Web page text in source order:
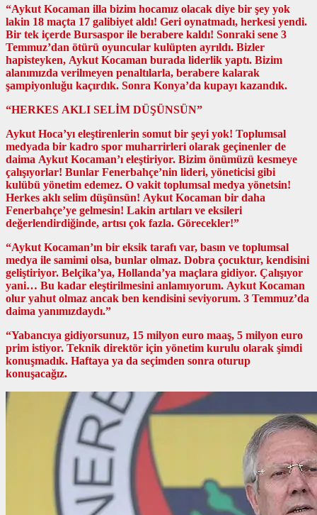
“Aykut Kocaman illa bizim hocamız olacak diye bir şey yok
lakin 18 maçta 17 galibiyet aldı! Geri oynatmadı, herkesi yendi.
Bir tek içerde Bursaspor ile berabere kaldı! Sonraki sene 3
Temmuz’dan ötürü oyuncular kulüpten ayrıldı. Bizler
hapisteyken, Aykut Kocaman burada liderlik yaptı. Bizim
alanımızda verilmeyen penaltılarla, berabere kalarak
şampiyonluğu kaçırdık. Sonra Konya’da kupayı kazandık.
“HERKES AKLI SELİM DÜŞÜNSÜN”
Aykut Hoca’yı eleştirenlerin somut bir şeyi yok! Toplumsal
medyada bir kadro spor muharrirleri olarak geçinenler de
daima Aykut Kocaman’ı eleştiriyor. Bizim önümüzü kesmeye
çalışıyorlar! Bunlar Fenerbahçe’nin lideri, yöneticisi gibi
kulübü yönetim edemez. O vakit toplumsal medya yönetsin!
Herkes aklı selim düşünsün! Aykut Kocaman bir daha
Fenerbahçe’ye gelmesin! Lakin artıları ve eksileri
değerlendirdiğinde, artısı çok fazla. Görecekler!”
“Aykut Kocaman’ın bir eksik tarafı var, basın ve toplumsal
medya ile samimi olsa, bunlar olmaz. Dobra çocuktur, kendisini
geliştiriyor. Belçika’ya, Hollanda’ya maçlara gidiyor. Çalışıyor
yani… Bu kadar eleştirilmesini anlamıyorum. Aykut Kocaman
olur yahut olmaz ancak ben kendisini seviyorum. 3 Temmuz’da
daima yanımızdaydı.”
“Yabancıya gidiyorsunuz, 15 milyon euro maaş, 5 milyon euro
prim istiyor. Teknik direktör için yönetim kurulu olarak şimdi
konuşmadık. Haftaya ya da seçimden sonra oturup
konuşacağız.